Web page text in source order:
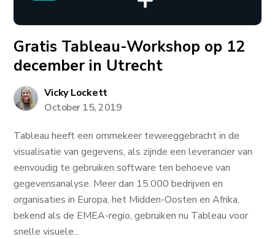
Gratis Tableau-Workshop op 12
december in Utrecht
Vicky Lockett
October 15, 2019
Tableau heeft een ommekeer teweeggebracht in de
visualisatie van gegevens, als zijnde een leverancier van
eenvoudig te gebruiken software ten behoeve van
gegevensanalyse. Meer dan 15.000 bedrijven en
organisaties in Europa, het Midden-Oosten en Afrika,
bekend als de EMEA-regio, gebruiken nu Tableau voor
snelle visuele...